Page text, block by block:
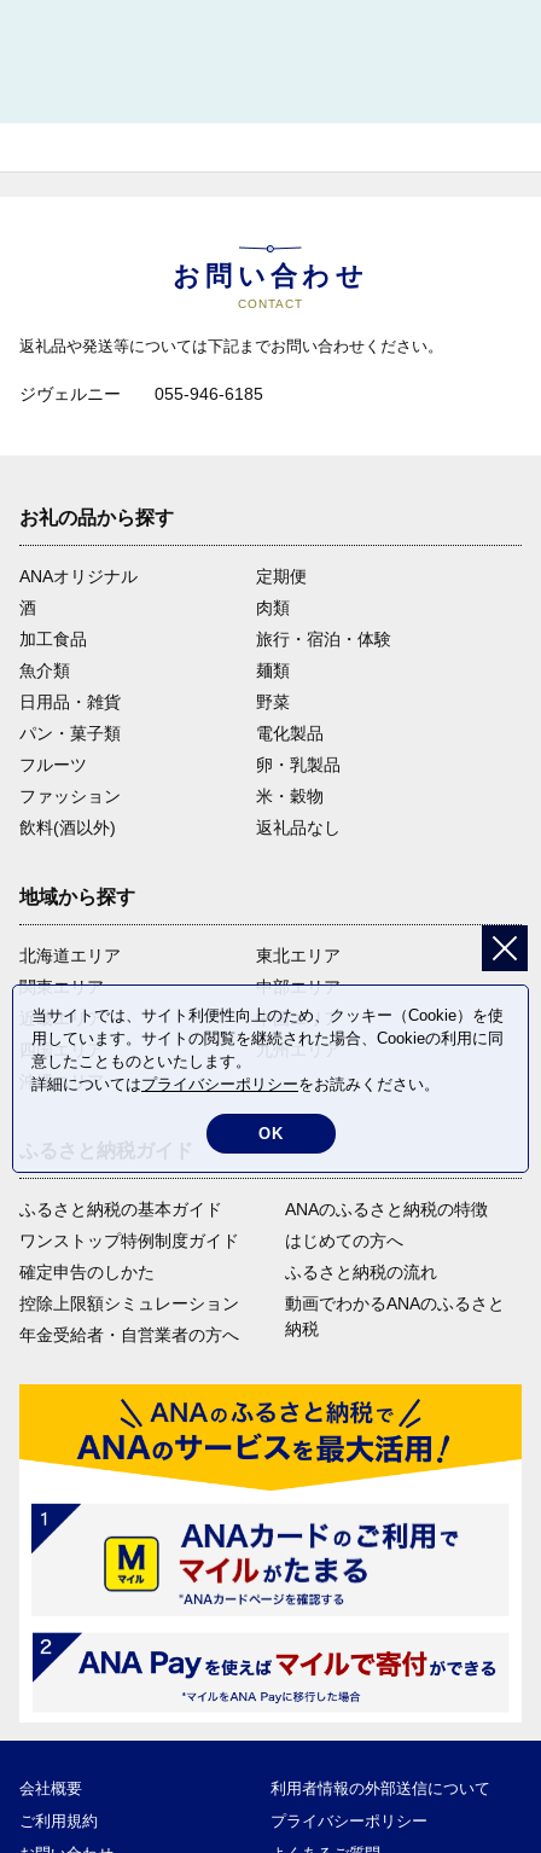
お問い合わせ
CONTACT
返礼品や発送等については下記までお問い合わせください。
ジヴェルニー 055-946-6185
お礼の品から探す
ANAオリジナル
定期便
酒
肉類
加工食品
旅行・宿泊・体験
魚介類
麺類
日用品・雑貨
野菜
パン・菓子類
電化製品
フルーツ
卵・乳製品
ファッション
米・穀物
飲料(酒以外)
返礼品なし
地域から探す
北海道エリア
関東エリア
近畿エリア
四国エリア
沖縄エリア
東北エリア
中部エリア
中国エリア
九州エリア
ふるさと納税の基本ガイド
ワンストップ特例制度ガイド
確定申告のしかた
控除上限額シミュレーション
年金受給者・自営業者の方へ
ANAのふるさと納税の特徴
はじめての方へ
ふるさと納税の流れ
動画でわかるANAのふるさと
納税
会社概要
利用者情報の外部送信について
ご利用規約
プライバシーポリシー
当サイトでは、サイト利便性向上のため、クッキー（Cookie）を使
用しています。サイトの閲覧を継続された場合、Cookieの利用に同
意したことものといたします。
詳細についてはプライバシーポリシーをお読みください。
OK